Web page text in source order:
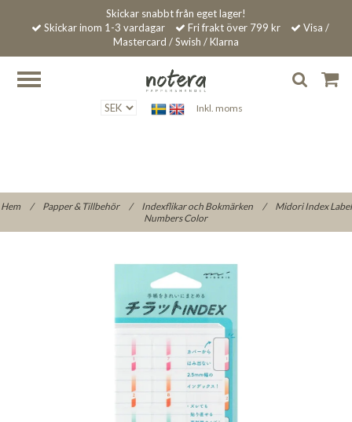
Skickar snabbt från eget lager!
Skickar inom 1-3 vardagar
Fri frakt över 799 kr
Visa /
Mastercard / Swish / Klarna
Inkl. moms
Hem / Papper & Tillbehör / Indexflikar och Bokmärken /
Midori Index Label
Numbers Color